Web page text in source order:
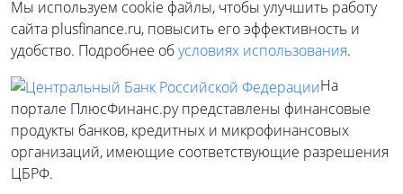
Мы используем cookie файлы, чтобы улучшить работу
сайта plusfinance.ru, повысить его эффективность и
удобство. Подробнее обусловиях использования.
На
портале ПлюсФинанс.ру представлены финансовые
продукты банков, кредитных и микрофинансовых
организаций, имеющие соответствующие разрешения
ЦБРФ.